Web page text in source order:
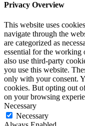
Privacy Overview
This website uses
navigate through the
are categorized as
essential for the working
also use third-party
you use this website.
only with your consent.
cookies. But opting out
on your browsing
Necessary
Necessary